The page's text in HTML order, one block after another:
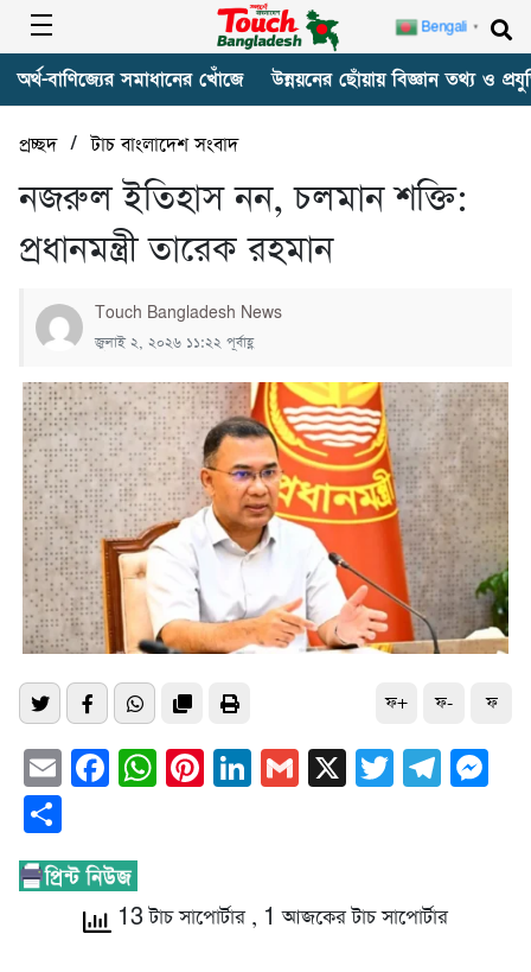
অর্থ-বাণিজ্যের সমাধানের খোঁজে উন্নয়নের ছোঁয়ায় বিজ্ঞান তথ্য ও
প্রচ্ছদ/টাচ বাংলাদেশ সংবাদ
নজরুল ইতিহাস নন, চলমান শক্তি:
প্রধানমন্ত্রী তারেক রহমান
Touch Bangladesh News
জুলাই ২, ২০২৬ ১১:২২ পূর্বাহ্ণ
ফ+ ফ- ফ
EmailFacebook
WhatsApp
Pinterest
LinkedIn
Gmail
X Twitter
13 টাচ সাপোর্টার , 1 আজকের টাচ সাপোর্টার
Bengali ▼